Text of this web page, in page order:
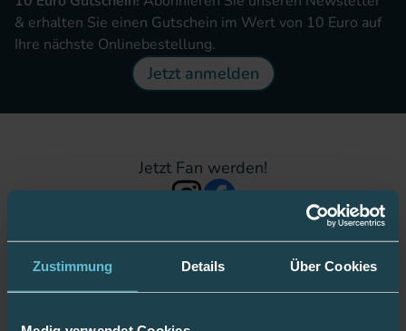
Zustimmung Details Über Cookies
& erhalten Sie einen Gutschein im Wert von 10 Euro auf
Ihre nächste Onlinebestellung.
Jetzt anmelden
Jetzt Fan werden!
Bleiben Sie gut informiert: